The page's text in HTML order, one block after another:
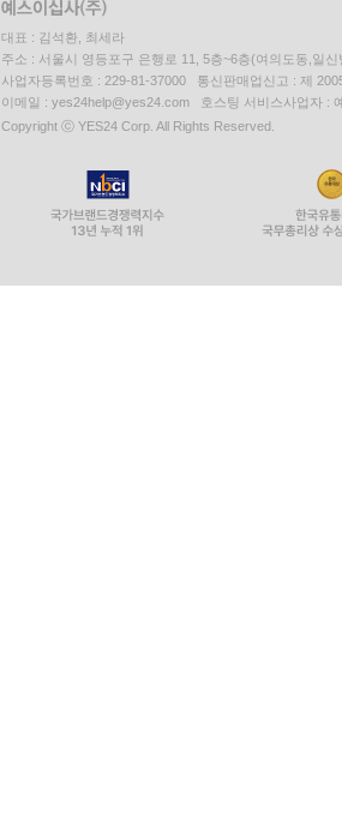
대표 : 김석환, 최세라
주소 : 서울시 영등포구 은행로 11, 5층~6층(여의도동,일신
사업자등록번호 : 229-81-37000 통신판매업신고 : 제
이메일 : yes24help@yes24.com 호스팅 서비스사업자 :
Copyright ⓒ YES24 Corp. All Rights Reserved.